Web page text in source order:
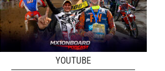
YOUTUBE